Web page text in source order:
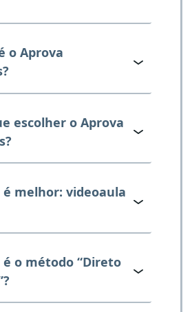
o Aprova
escolher o Aprova
é melhor: videoaula
é o método “Direto